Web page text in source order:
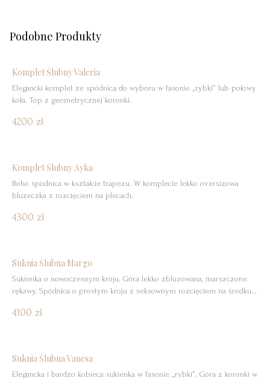
Podobne Produkty
Komplet Ślubny Valeria
Elegancki komplet ze spódnicą do wyboru w fasonie „rybki” lub połowy
koła. Top z geometrycznej koronki.
4200 zł
Komplet Ślubny Ayka
Boho spódnica w kształcie trapezu. W komplecie lekko oversizowa
bluzeczka z rozcięciem na plecach.
4300 zł
Suknia Ślubna Margo
Sukienka o nowoczesnym kroju. Góra lekko zbluzowana, marszczone
rękawy. Spódnica o prostym kroju z seksownym rozcięciem na środku.
https://www.instagram.com/malowana.panna/)
4100 zł
Suknia Ślubna Vanesa
Elegancka i bardzo kobieca sukienka w fasonie „rybki”. Góra z koronki w